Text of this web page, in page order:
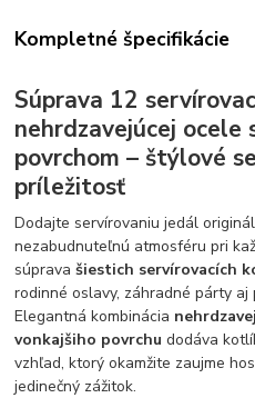
Kompletné špecifikácie
Súprava 12
nehrdzavejúcej ocele
povrchom – štýlové
príležitosť
Dodajte servírovaniu jedál
nezabudnuteľnú atmosféru pri
súpravašiestich servírovacích
rodinné oslavy, záhradné párty
Elegantná kombinácia
vonkajšiho povrchu dodáva
vzhľad, ktorý okamžite zaujme
jedinečný zážitok.